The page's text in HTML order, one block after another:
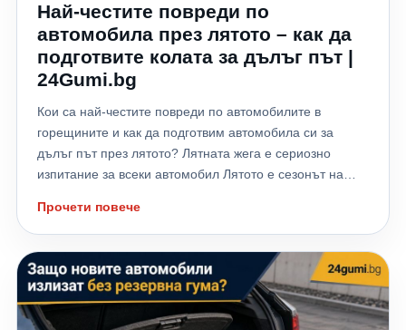
Най-честите повреди по
автомобила през лятото – как да
подготвите колата за дълъг път |
24Gumi.bg
Кои са най-честите повреди по автомобилите в
горещините и как да подготвим автомобила си за
дълъг път през лятото? Лятната жега е сериозно
изпитание за всеки автомобил Лятото е сезонът на
които много шофьори изминават към морето,
планината или чужбина. Високите температури обаче
не натоварват само водача – те поставят на сериозно
изпитание всички системи на автомобила. Всяка
година хиляди автомобили аварират именно през
летните месеци заради прегряване на двигателя,
Прочети повече